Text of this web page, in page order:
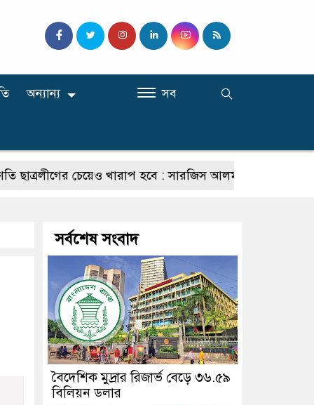
অন্যান্য সব
চেয়েও খারাপ হবে : সারজিস আলম যাদের কমিশনার
সর্বশেষ সংবাদ
বৈদেশিক মুদ্রার রিজার্ভ বেড়ে ৩৬.৫৯
বিলিয়ন ডলার